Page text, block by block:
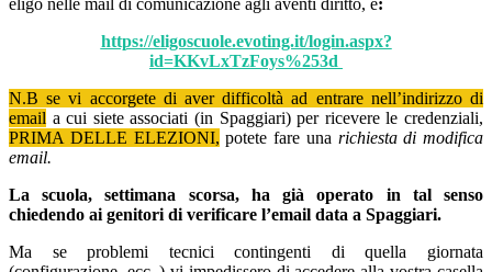
eligo nelle mail di comunicazione agli aventi diritto, è:
https://eligoscuole.evoting.it/login.aspx?
id=KKvLxTzFoys%253d
N.B se vi accorgete di aver difficoltà ad entrare nell’indirizzo di
email a cui siete associati (in Spaggiari) per ricevere le credenziali,
PRIMA DELLE ELEZIONI, potete fare una richiesta di modifica
email.
La scuola, settimana scorsa, ha già operato in tal senso
chiedendo ai genitori di verificare l’email data a Spaggiari.
Ma se problemi tecnici contingenti di quella giornata